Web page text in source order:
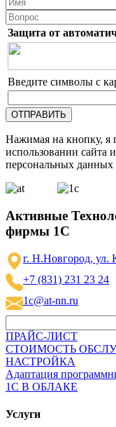
Защита от
Введите символы с
Нажимая на кнопку, я
использовании сайта
персональных данных
Активные
фирмы 1С
г. Н.Новгород, ул.
+7 (831) 231 23 24
1c@at-nn.ru
ПРАЙС-ЛИСТ
СТОИМОСТЬ
НАСТРОЙКА
Адаптация
1С В ОБЛАКЕ
Услуги